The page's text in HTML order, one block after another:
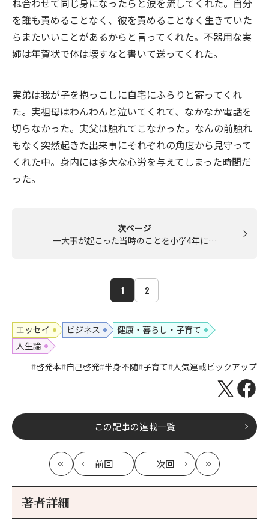
ね合わせて同じ身になったらと涙を流してくれた。自分
を誰も責めることなく、彼を責めることなく生きていた
らまたいいことがあるからと言ってくれた。不器用な実
姉は年賀状で体は壊すなと書いて送ってくれた。
実弟は我が子を抱っこしに自宅にふらりと寄ってくれ
た。実祖母はわんわんと泣いてくれて、なかなか電話を
切らなかった。実父は触れてこなかった。なんの前触れ
もなく突然起きた出来事にそれぞれの角度から見守って
くれた中。身内には多大な心労を与えてしまった時間だ
った。
次ページ
一大事が起こった当時のことを小学4年に…
1 2
エッセイ ビジネス
健康・暮らし・子育て
人生論
啓発本 自己啓発 半身不随 子育て 人気連載ピックアップ
この記事の連載一覧
最
初
前回
記
次回
記
最
新
著者詳細